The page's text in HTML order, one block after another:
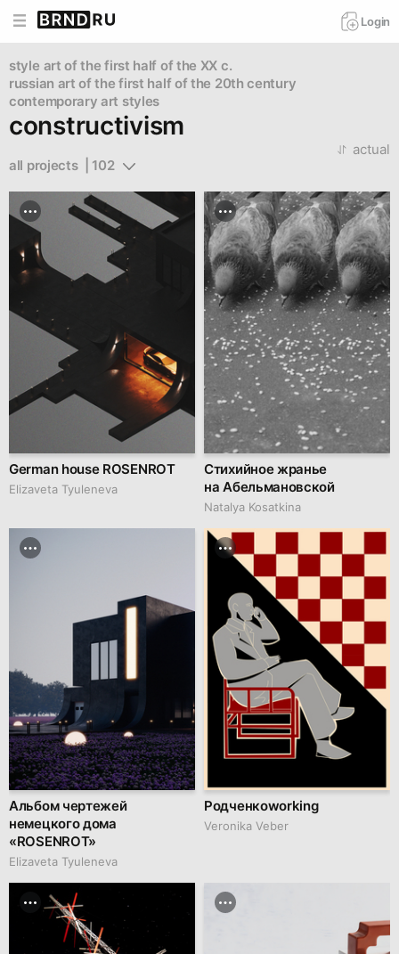
Login
style art of the first half of the XX c.
russian art of the first half of the 20th century
contemporary art styles
constructivism
all projects  | 102
actual
German house ROSENROT
Elizaveta Tyuleneva
Стихийное жранье
на Абельмановской
Natalya Kosatkina
Альбом чертежей
немецкого дома
«ROSENROT»
Elizaveta Tyuleneva
Родченкоworking
Veronika Veber